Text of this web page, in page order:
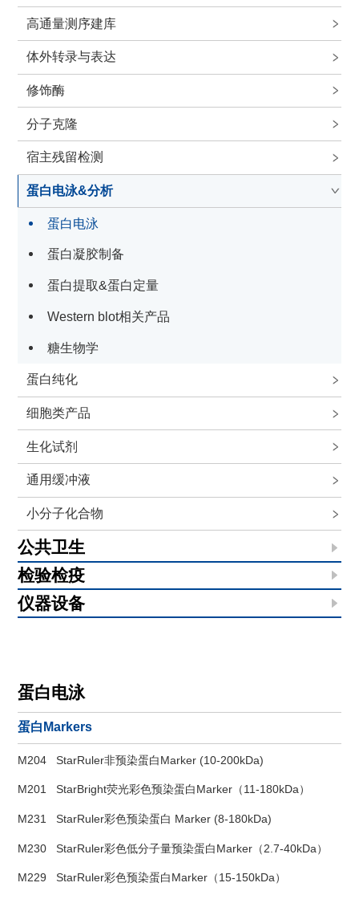
高通量测序建库
体外转录与表达
修饰酶
分子克隆
宿主残留检测
蛋白电泳&分析
蛋白电泳
蛋白凝胶制备
蛋白提取&蛋白定量
Western blot相关产品
糖生物学
蛋白纯化
细胞类产品
生化试剂
通用缓冲液
小分子化合物
公共卫生
检验检疫
仪器设备
蛋白电泳
蛋白Markers
M204StarRuler非预染蛋白Marker (10-200kDa)
M201StarBright荧光彩色预染蛋白Marker（11-180kDa）
M231StarRuler彩色预染蛋白 Marker (8-180kDa)
M230StarRuler彩色低分子量预染蛋白Marker（2.7-40kDa）
M229StarRuler彩色预染蛋白Marker（15-150kDa）